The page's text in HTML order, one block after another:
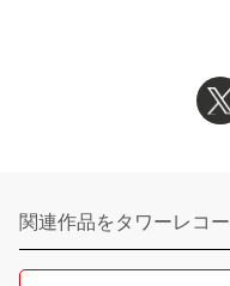
関連作品をタワーレコ